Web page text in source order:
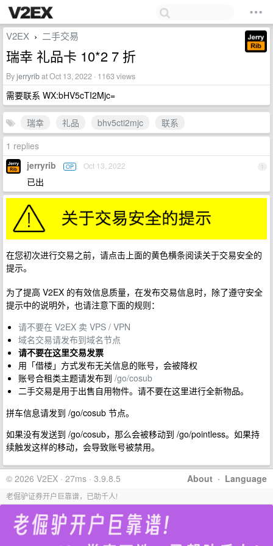
V2EX › 二手交易
瑞幸 礼品卡 10*2 7 折
Byjerryribat Oct 13, 2022 · 1163 views
需要联系 WX:bHV5cTI2Mjc=
瑞幸 礼品 bhv5cti2mjc
联系
1 replies
1
jerryrib OP Oct 13, 2022
已出
在您初次进行交易之前，请点击上面的黄色横条阅读关于交易安全的
提示。
为了提高 V2EX 的有效信息质量，在发布交易信息时，除了遵守安全
提示中的说明外，也请注意下面的规则：
请不要在 V2EX 卖 VPS / VPN
域名交易请发布到域名节点
请不要在这里交易发票
用「借楼」方式发布无关信息的账号，会被降权
账号合租类主题请发布到 /go/cosub
二手交易是用于出售自用物件。请不要在这里进行全新物品。
拼车信息请发到 /go/cosub 节点。
如果没有发送到 /go/cosub，那么会被移动到 /go/pointless。如果持
续触发这样的移动，会导致账号被禁用。
About · Language
© 2026 V2EX · 27ms · 3.9.8.5
老倔驴证券开户巨靠谱，已助千人!